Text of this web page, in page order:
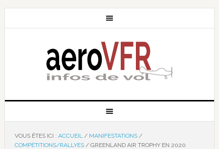
VOUS ÊTES ICI : ACCUEIL / MANIFESTATIONS /
COMPÉTITIONS/RALLYES /GREENLAND AIR TROPHY EN 2020